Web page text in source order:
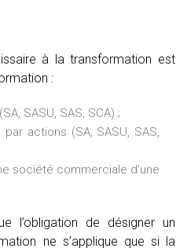
à la transformation est
:
SASU, SAS, SCA) ;
actions (SA, SASU, SAS,
société commerciale d’une
l’obligation de désigner un
ne s’applique que si la